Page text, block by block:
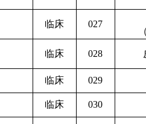
临床 027
临床 028
临床 029
临床 030